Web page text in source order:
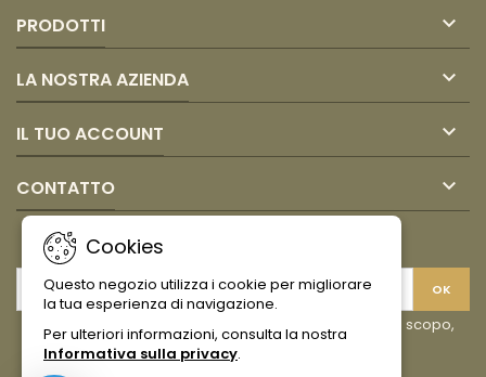
PRODOTTI 
LA NOSTRA AZIENDA 
IL TUO ACCOUNT 
CONTATTO 
Cookies
Questo negozio utilizza i cookie per migliorare
la tua esperienza di navigazione.
Per ulteriori informazioni, consulta la nostra
Informativa sulla privacy.
Puoi annullare l'iscrizione in ogni momento. A questo scopo,
cerca le info di contatto nelle note legali.